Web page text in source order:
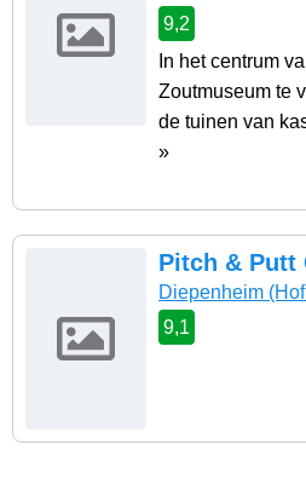
9,2
In het centrum
Zoutmuseum te
de tuinen van
»
Pitch & Putt
Diepenheim
9,1